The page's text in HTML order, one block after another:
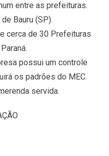
entre as prefeituras.
Bauru (SP).
cerca de 30 Prefeituras
possui um controle
os padrões do MEC.
servida.